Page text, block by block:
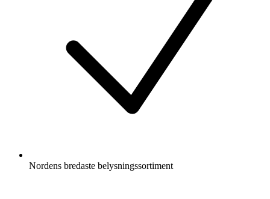
Nordens bredaste belysningssortiment